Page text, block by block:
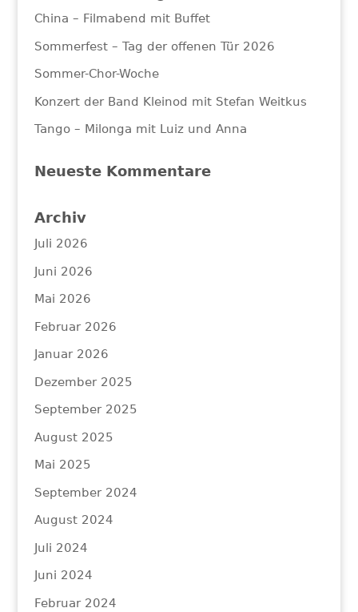
China – Filmabend mit Buffet
Sommerfest – Tag der offenen Tür 2026
Sommer-Chor-Woche
Konzert der Band Kleinod mit Stefan Weitkus
Tango – Milonga mit Luiz und Anna
Neueste Kommentare
Archiv
Juli 2026
Juni 2026
Mai 2026
Februar 2026
Januar 2026
Dezember 2025
September 2025
August 2025
Mai 2025
September 2024
August 2024
Juli 2024
Juni 2024
Februar 2024